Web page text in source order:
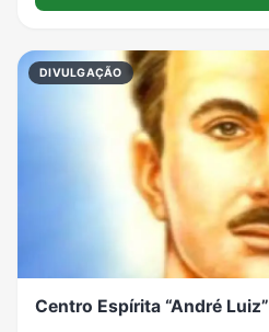
DIVULGAÇÃO
Centro Espírita “André Luiz”